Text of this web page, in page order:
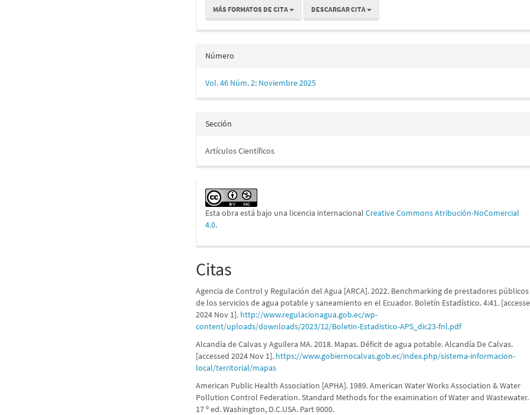
MÁS FORMATOS DE CITA DESCARGAR CITA
Número
Vol. 46 Núm. 2: Noviembre 2025
Sección
Artículos Científicos
Esta obra está bajo una licencia internacionalCreative Commons Atribución-NoComercial
4.0.
Citas
Agencia de Control y Regulación del Agua [ARCA]. 2022. Benchmarking de prestadores públicos
de los servicios de agua potable y saneamiento en el Ecuador. Boletín Estadístico. 4:41.
2024 Nov 1]. http://www.regulacionagua.gob.ec/wp-
content/uploads/downloads/2023/12/Boletin-Estadistico-APS_dic23-fnl.pdf
Alcandía de Calvas y Aguilera MA. 2018. Mapas. Déficit de agua potable. Alcandía De Calvas.
[accessed 2024 Nov 1]. https://www.gobiernocalvas.gob.ec/index.php/sistema-informacion-
local/territorial/mapas
American Public Health Association [APHA]. 1989. American Water Works Association & Water
Pollution Control Federation. Standard Methods for the examination of Water and Wastewater.
17 º ed. Washington, D.C.USA. Part 9000.